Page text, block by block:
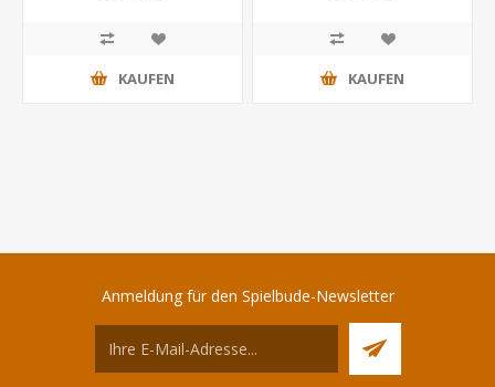
KAUFEN KAUFEN
Anmeldung für den Spielbude-Newsletter